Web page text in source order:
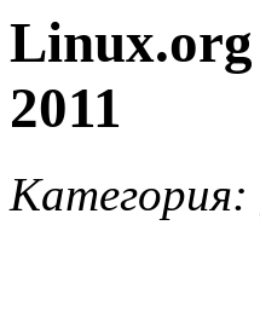
2011
Категория: